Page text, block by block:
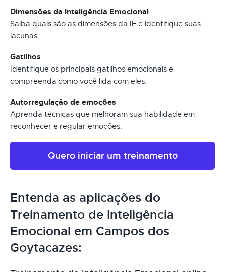
Dimensões da Inteligência Emocional
Saiba quais são as dimensões da IE e identifique suas
lacunas.
Gatilhos
Identifique os principais gatilhos emocionais e
compreenda como você lida com eles.
Autorregulação de emoções
Aprenda técnicas que melhoram sua habilidade em
reconhecer e regular emoções.
Quero iniciar um treinamento
Entenda as aplicações do
Treinamento de Inteligência
Emocional em Campos dos
Goytacazes: